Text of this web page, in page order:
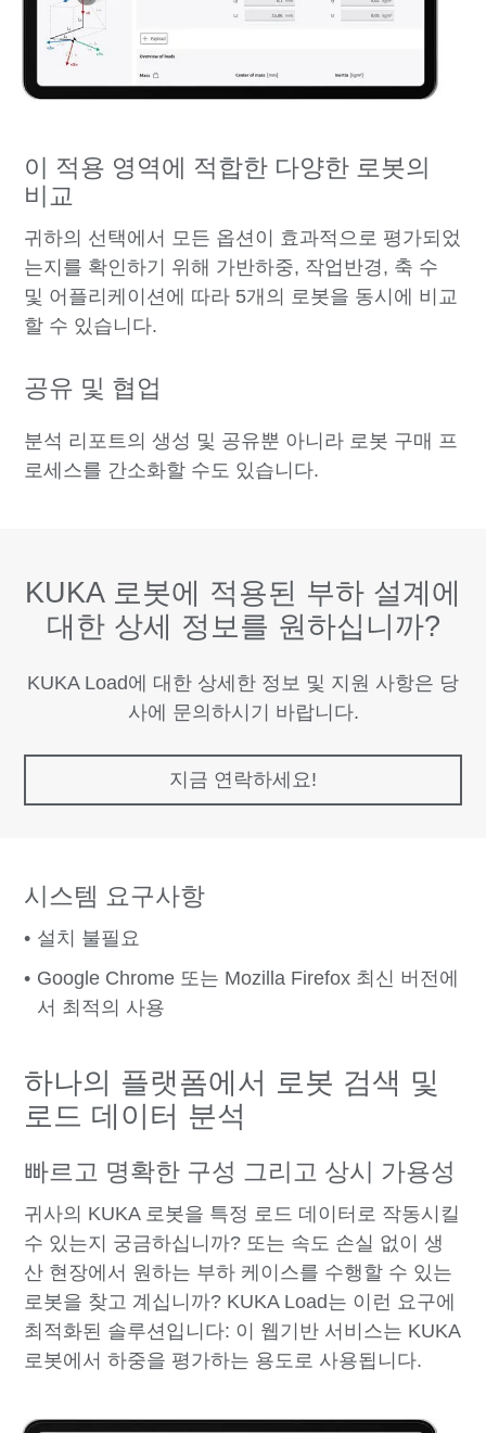
이 적용 영역에 적합한 다양한 로봇의
비교
귀하의 선택에서 모든 옵션이 효과적으로 평가되었
는지를 확인하기 위해 가반하중, 작업반경, 축 수
및 어플리케이션에 따라 5개의 로봇을 동시에 비교
할 수 있습니다.
공유 및 협업
분석 리포트의 생성 및 공유뿐 아니라 로봇 구매 프
로세스를 간소화할 수도 있습니다.
KUKA 로봇에 적용된 부하 설계에
대한 상세 정보를 원하십니까?
KUKA Load에 대한 상세한 정보 및 지원 사항은 당
사에 문의하시기 바랍니다.
지금 연락하세요!
시스템 요구사항
설치 불필요
Google Chrome 또는 Mozilla Firefox 최신 버전에
서 최적의 사용
하나의 플랫폼에서 로봇 검색 및
로드 데이터 분석
빠르고 명확한 구성 그리고 상시 가용성
귀사의 KUKA 로봇을 특정 로드 데이터로 작동시킬
수 있는지 궁금하십니까? 또는 속도 손실 없이 생
산 현장에서 원하는 부하 케이스를 수행할 수 있는
로봇을 찾고 계십니까? KUKA Load는 이런 요구에
최적화된 솔루션입니다: 이 웹기반 서비스는 KUKA
로봇에서 하중을 평가하는 용도로 사용됩니다.